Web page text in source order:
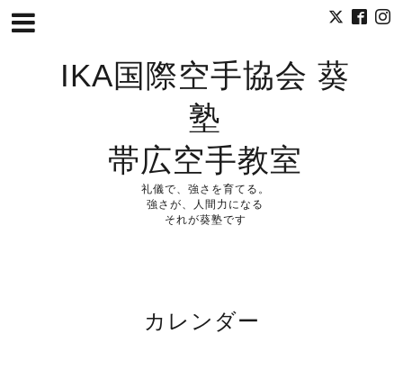
IKA国際空手協会 葵
塾
帯広空手教室
礼儀で、強さを育てる。
強さが、人間力になる
それが葵塾です
カレンダー